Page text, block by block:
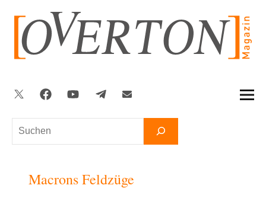
springen
Suchen
Twitter FacebookYouTubeTelegram
Macrons Feldzüge